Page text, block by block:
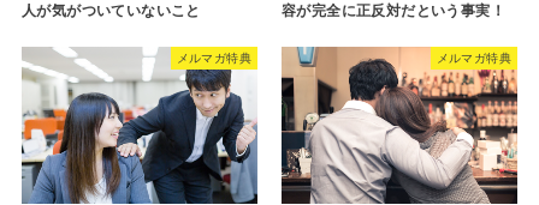
人が気がついていないこと
容が完全に正反対だという事実！
メルマガ特典 メルマガ特典